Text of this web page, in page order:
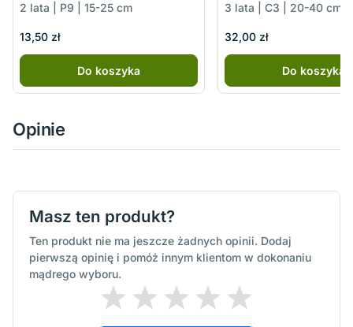
2 lata | P9 | 15-25 cm
13,50 zł
Do koszyka
3 lata | C3 | 20-40 cm
32,00 zł
Do koszyka
Opinie
Masz ten produkt?
Ten produkt nie ma jeszcze żadnych opinii. Dodaj
pierwszą opinię i pomóż innym klientom w dokonaniu
mądrego wyboru.